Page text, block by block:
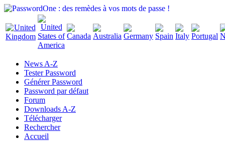
News A-Z
Tester Password
Générer Password
Password par défaut
Forum
Downloads A-Z
Télécharger
Rechercher
Accueil